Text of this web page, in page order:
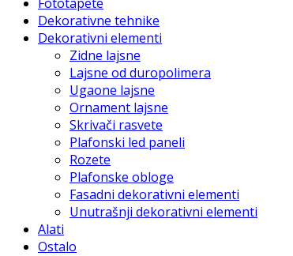
Dekorativne tehnike
Dekorativni elementi
Zidne lajsne
Lajsne od duropolimera
Ugaone lajsne
Ornament lajsne
Skrivači rasvete
Plafonski led paneli
Rozete
Plafonske obloge
Fasadni dekorativni elementi
Unutrašnji dekorativni elementi
Alati
Ostalo